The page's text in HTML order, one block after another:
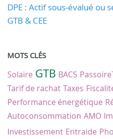
DPE : Actif sous-évalué ou
GTB & CEE
MOTS CLÉS
Solaire GTB BACS
Tarif de rachat Taxes
Performance énergétique
Autoconsommation AMO
Investissement Entraide